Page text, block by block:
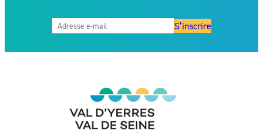
S’inscrire